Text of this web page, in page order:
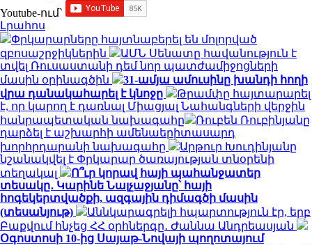
Youtube-ում`
Լրահոս
Փրկարարները հայտնաբերել են մոլորված
զբոսաշրջիկներին
ԱՄՆ Սենատը հավանություն է
տվել Ռուսաստանի դեմ նոր պատժամիջոցների
մասին օրինագծին
31-ամյա ամուսինը խանդի հողի
վրա դանակահարել է կնոջը
Թրամփը հայտարարել
է, որ կարող է դառնալ Միացյալ Նահանգների վերջին
հանրապետական ​​նախագահը
Ռուբեն Ռուբինյանը
դարձել է աշխարհի ամենաերիտասարդ
խորհրդարանի նախագահը
Արթուր Խուդինյանը
նշանակվել է Փրկարար ծառայության տնօրենի
տեղակալ
Ո՞ւր կորավ հայի պահանջատեր
տեսակը․ Կարինե Նալչաջյանը՝ հայի
հոգեկերտվածքի, ազգային դիմագծի մասին
(տեսանյութ)
Աննկարագրելի հպարտություն էր, երբ
Բաքվում հնչեց ՀՀ օրհներգը․ Ժաննա Անդրեասյան
Օգոստոսի 10-ից Սայաթ-Նովայի պողոտայում